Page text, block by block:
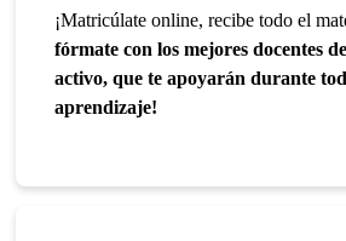
¡Matricúlate online, recibe todo el
fórmate con los mejores docentes
activo, que te apoyarán durante
aprendizaje!